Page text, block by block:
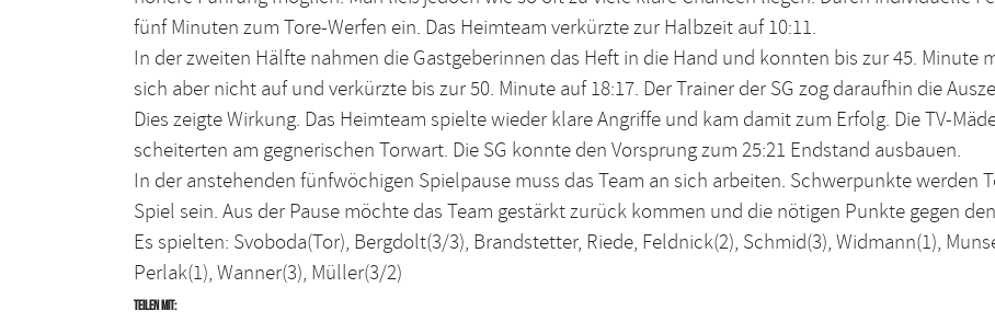
fünf Minuten zum Tore-Werfen ein. Das Heimteam verkürzte zur Halbzeit auf 10:11.
In der zweiten Hälfte nahmen die Gastgeberinnen das Heft in die Hand und konnten bis zur 45. Minute
sich aber nicht auf und verkürzte bis zur 50. Minute auf 18:17. Der Trainer der SG zog daraufhin die
Dies zeigte Wirkung. Das Heimteam spielte wieder klare Angriffe und kam damit zum Erfolg. Die TV-
scheiterten am gegnerischen Torwart. Die SG konnte den Vorsprung zum 25:21 Endstand ausbauen.
In der anstehenden fünfwöchigen Spielpause muss das Team an sich arbeiten. Schwerpunkte werden
Spiel sein. Aus der Pause möchte das Team gestärkt zurück kommen und die nötigen Punkte gegen
Es spielten: Svoboda(Tor), Bergdolt(3/3), Brandstetter, Riede, Feldnick(2), Schmid(3), Widmann(1),
Perlak(1), Wanner(3), Müller(3/2)
Teilen mit: